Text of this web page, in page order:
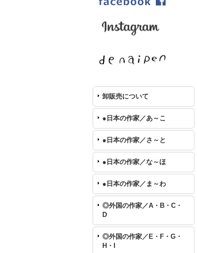
卸販売について
●日本の作家／あ～こ
●日本の作家／さ～と
●日本の作家／な～ほ
●日本の作家／ま～わ
◎外国の作家／A・B・C・
D
◎外国の作家／E・F・G・
H・I